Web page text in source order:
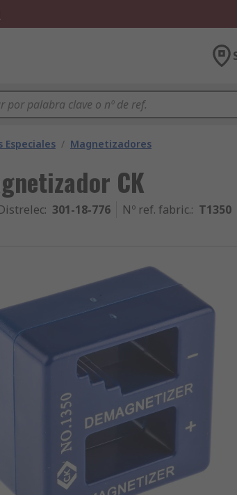
/ Magnetizadores
CK
: 301-18-776 Nº ref. fabric.: T1350